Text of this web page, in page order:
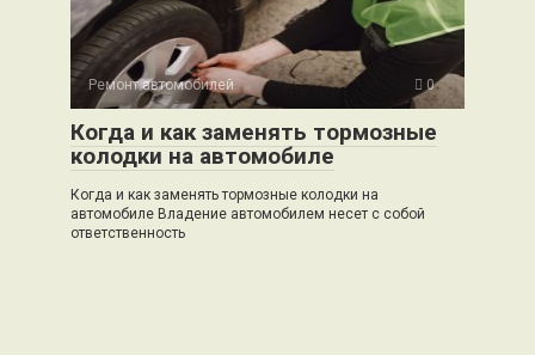
Ремонт автомобилей 0
Когда и как заменять тормозные
колодки на автомобиле
Когда и как заменять тормозные колодки на
автомобиле Владение автомобилем несет с собой
ответственность